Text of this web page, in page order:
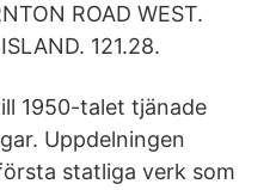
ROAD WEST.
121.28.
1950-talet tjänade
Uppdelningen
statliga verk som